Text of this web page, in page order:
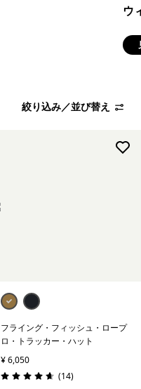
ウ
絞り込み／並び替え
フライング・フィッシュ・ロープ
ロ・トラッカー・ハット
¥ 6,050
評価: 4.6 / 5
(14レビュー
)